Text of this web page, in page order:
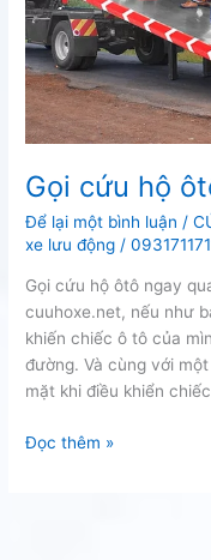
Gọi cứu hộ
Để lại một bình luận /
xe lưu động /
Gọi cứu hộ ôtô ngay
cuuhoxe.net, nếu như
khiến chiếc ô tô của
đường. Và cùng với
mặt khi điều khiển
Gọi
Đọc thêm »